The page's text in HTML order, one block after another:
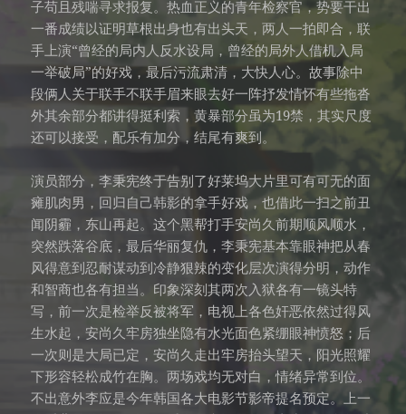
子苟且残喘寻求报复。热血正义的青年检察官，势要干出
一番成绩以证明草根出身也有出头天，两人一拍即合，联
手上演“曾经的局内人反水设局，曾经的局外人借机入局
一举破局”的好戏，最后污流肃清，大快人心。故事除中
段俩人关于联手不联手眉来眼去好一阵抒发情怀有些拖沓
外其余部分都讲得挺利索，黄暴部分虽为19禁，其实尺度
还可以接受，配乐有加分，结尾有爽到。
演员部分，李秉宪终于告别了好莱坞大片里可有可无的面
瘫肌肉男，回归自己韩影的拿手好戏，也借此一扫之前丑
闻阴霾，东山再起。这个黑帮打手安尚久前期顺风顺水，
突然跌落谷底，最后华丽复仇，李秉宪基本靠眼神把从春
风得意到忍耐谋动到冷静狠辣的变化层次演得分明，动作
和智商也各有担当。印象深刻其两次入狱各有一镜头特
写，前一次是检举反被将军，电视上各色奸恶依然过得风
生水起，安尚久牢房独坐隐有水光面色紧绷眼神愤怒；后
一次则是大局已定，安尚久走出牢房抬头望天，阳光照耀
下形容轻松成竹在胸。两场戏均无对白，情绪异常到位。
不出意外李应是今年韩国各大电影节影帝提名预定。上一